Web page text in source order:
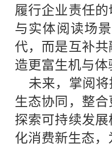
履行企业责任
与实体阅读场
代，而是互补
造更富生机与体
未来，掌阅
生态协同，整
探索可持续发
化消费新生态